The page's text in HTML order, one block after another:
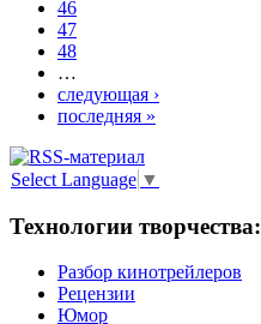
46
47
48
…
следующая ›
последняя »
Select Language ▼
Технологии творчества:
Разбор кинотрейлеров
Рецензии
Юмор